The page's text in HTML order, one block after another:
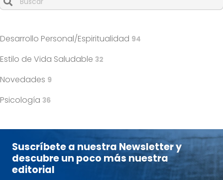
Desarrollo Personal/Espiritualidad 94
Estilo de Vida Saludable 32
Novedades 9
Psicología 36
Suscríbete a nuestra Newsletter y
descubre un poco más nuestra
editorial